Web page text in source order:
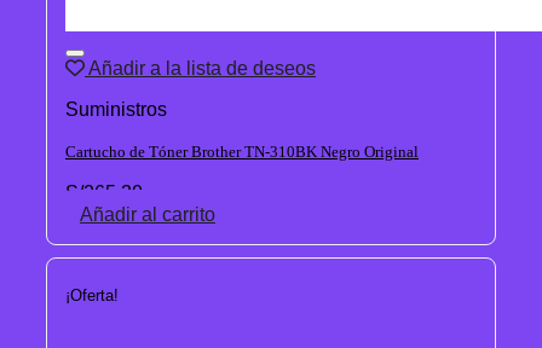
Añadir a la lista de deseos
Suministros
Cartucho de Tóner Brother TN-310BK Negro Original
S/265.30
Añadir al carrito
¡Oferta!